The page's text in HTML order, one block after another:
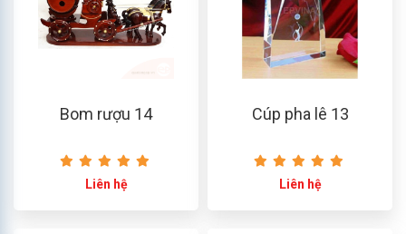
Bom rượu 14
Liên hệ
Cúp pha lê 13
Liên hệ